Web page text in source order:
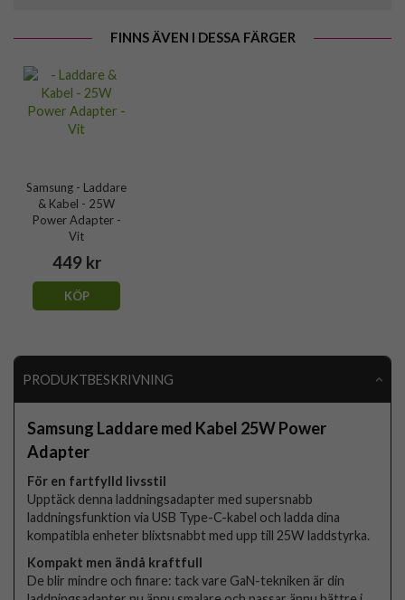
FINNS ÄVEN I DESSA FÄRGER
Samsung - Laddare
& Kabel - 25W
Power Adapter -
Vit
449 kr
KÖP
PRODUKTBESKRIVNING
Samsung Laddare med Kabel 25W Power
Adapter
För en fartfylld livsstil
Upptäck denna laddningsadapter med supersnabb
laddningsfunktion via USB Type-C-kabel och ladda dina
kompatibla enheter blixtsnabbt med upp till 25W laddstyrka.
Kompakt men ändå kraftfull
De blir mindre och finare: tack vare GaN-tekniken är din